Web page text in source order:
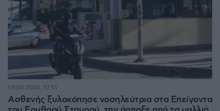
Ασθενής ξυλοκόπησε νοσηλεύτρια στα Επείγοντα
09.08.2026, 10:51